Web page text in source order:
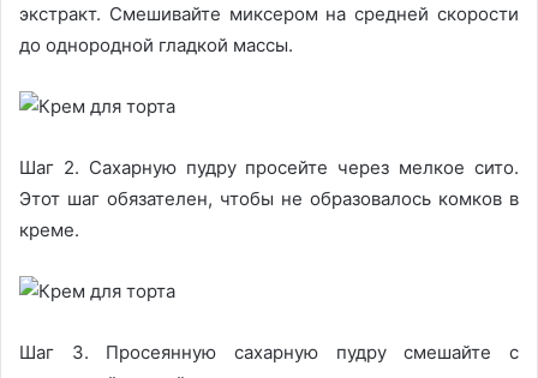
экстракт. Смешивайте миксером на средней скорости
до однородной гладкой массы.
Шаг 2. Сахарную пудру просейте через мелкое сито.
Этот шаг обязателен, чтобы не образовалось комков в
креме.
Шаг 3. Просеянную сахарную пудру смешайте с